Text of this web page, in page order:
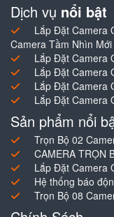
Dịch vụ nổi bật
Lắp Đặt Camera
Camera Tầm Nhìn Mới
Lắp Đặt Camera
Lắp Đặt Camera
Lắp Đặt Camera
Lắp Đặt Camera
Sản phẩm nổi
Trọn Bộ 02
CAMERA TRỌN
Lắp Đặt Camera
Hệ thống báo
Trọn Bộ 08